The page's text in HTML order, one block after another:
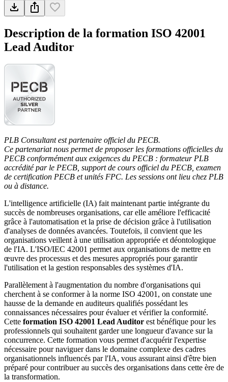
Description de la formation ISO 42001
Lead Auditor
PLB Consultant est partenaire officiel du PECB.
Ce partenariat nous permet de proposer les formations officielles du
PECB conformément aux exigences du PECB : formateur PLB
accrédité par le PECB, support de cours officiel du PECB, examen
de certification PECB et unités FPC. Les sessions ont lieu chez PLB
ou à distance.
L'intelligence artificielle (IA) fait maintenant partie intégrante du
succès de nombreuses organisations, car elle améliore l'efficacité
grâce à l'automatisation et la prise de décision grâce à l'utilisation
d'analyses de données avancées. Toutefois, il convient que les
organisations veillent à une utilisation appropriée et déontologique
de l'IA. L'ISO/IEC 42001 permet aux organisations de mettre en
œuvre des processus et des mesures appropriés pour garantir
l'utilisation et la gestion responsables des systèmes d'IA.
Parallèlement à l'augmentation du nombre d'organisations qui
cherchent à se conformer à la norme ISO 42001, on constate une
hausse de la demande en auditeurs qualifiés possédant les
connaissances nécessaires pour évaluer et vérifier la conformité.
Cette formation ISO 42001 Lead Auditor est bénéfique pour les
professionnels qui souhaitent garder une longueur d'avance sur la
concurrence. Cette formation vous permet d'acquérir l'expertise
nécessaire pour naviguer dans le domaine complexe des cadres
organisationnels influencés par l'IA, vous assurant ainsi d'être bien
préparé pour contribuer au succès des organisations dans cette ère de
la transformation.